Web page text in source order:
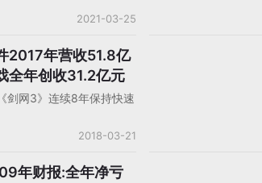
2021-03-25
2017年营收51.8亿
全年创收31.2亿元
剑网3》连续8年保持快速
2018-03-21
年财报:全年净亏